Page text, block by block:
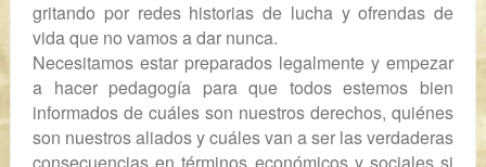
gritando por redes historias de lucha y ofrendas de
vida que no vamos a dar nunca.
Necesitamos estar preparados legalmente y empezar
a hacer pedagogía para que todos estemos bien
informados de cuáles son nuestros derechos, quiénes
son nuestros aliados y cuáles van a ser las verdaderas